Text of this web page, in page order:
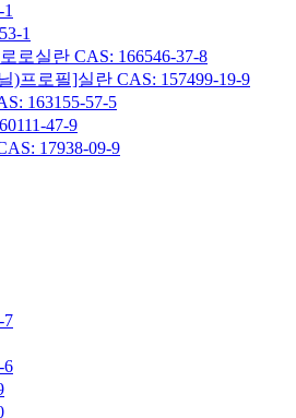
1
로실란 CAS: 166546-37-8
)프로필]실란 CAS: 157499-19-9
163155-57-5
47-9
17938-09-9
7
6